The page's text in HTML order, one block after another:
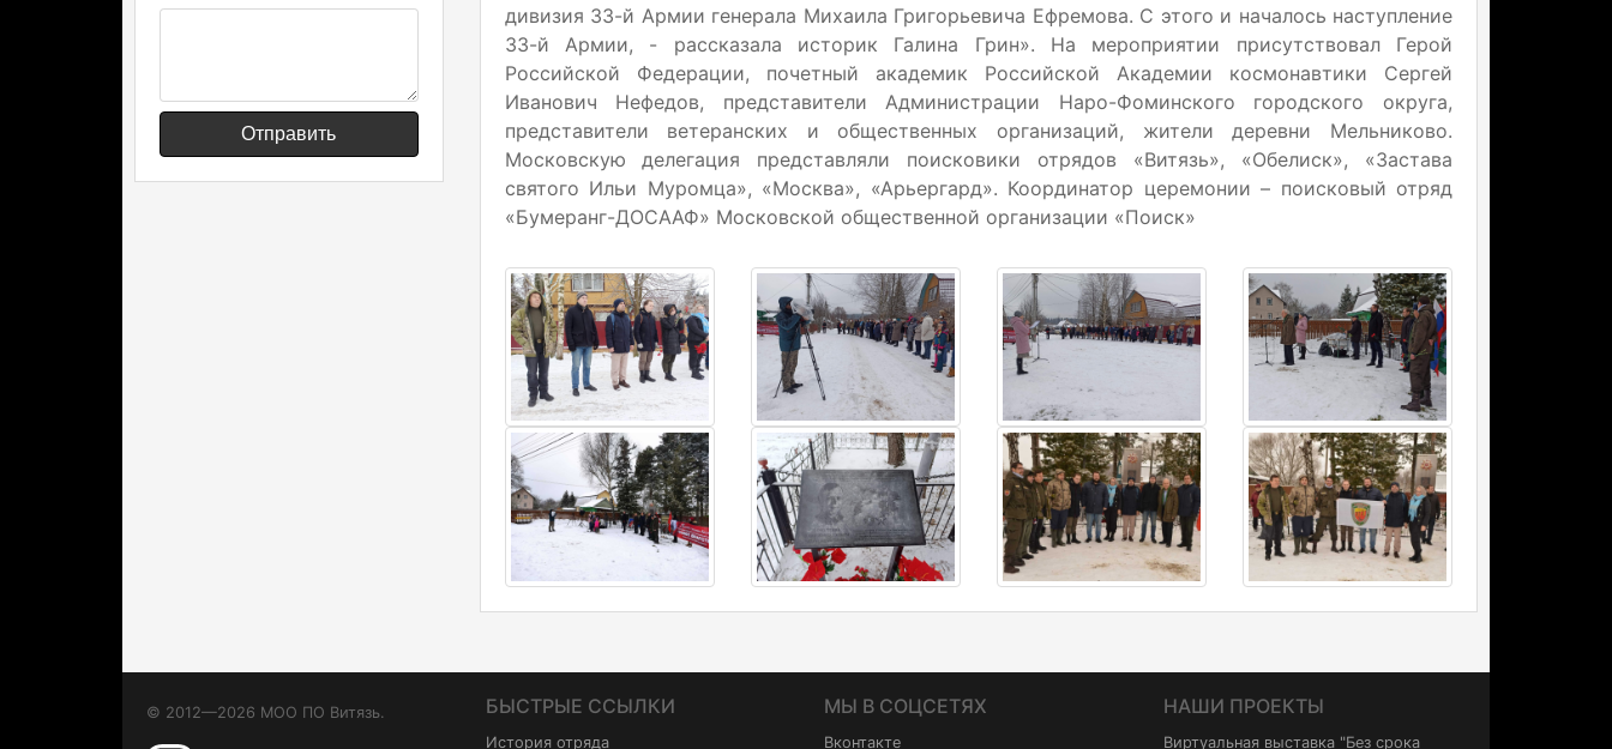
Отправить
дивизия 33-й Армии генерала Михаила Григорьевича Ефремова. С этого и началось наступление
33-й Армии, - рассказала историк Галина Грин». На мероприятии присутствовал Герой
Российской Федерации, почетный академик Российской Академии космонавтики Сергей
Иванович Нефедов, представители Администрации Наро-Фоминского городского округа,
представители ветеранских и общественных организаций, жители деревни Мельниково.
Московскую делегация представляли поисковики отрядов «Витязь», «Обелиск», «Застава
святого Ильи Муромца», «Москва», «Арьергард». Координатор церемонии – поисковый отряд
«Бумеранг-ДОСААФ» Московской общественной организации «Поиск»
© 2012—2026 МОО ПО Витязь. БЫСТРЫЕ ССЫЛКИ
История отряда
МЫ В СОЦСЕТЯХ
Вконтакте
НАШИ ПРОЕКТЫ
Виртуальная выставка "Без срока